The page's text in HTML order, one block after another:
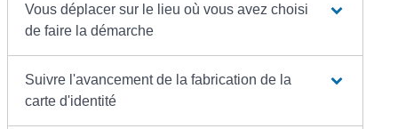
Vous déplacer sur le lieu où vous avez choisi
de faire la démarche
Suivre l'avancement de la fabrication de la
carte d'identité